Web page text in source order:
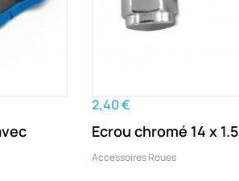
2,40 €
Ecrou chromé 14 x 1.5
Accessoires Roues